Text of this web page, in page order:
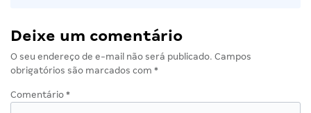
Deixe um comentário
O seu endereço de e-mail não será publicado. Campos
obrigatórios são marcados com *
Comentário *